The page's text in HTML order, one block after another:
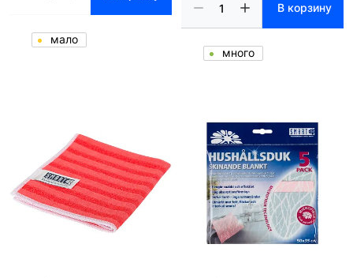
мало
В корзину
много